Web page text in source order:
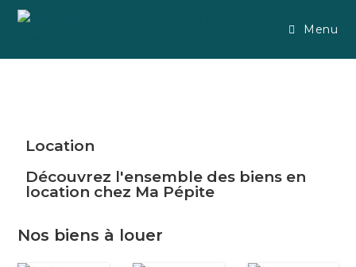
Menu
Location
Découvrez l'ensemble des biens en
location chez Ma Pépite
Nos biens à louer